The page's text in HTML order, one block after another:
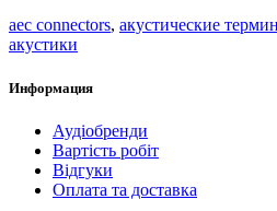
aec connectors, акустические
акустики
Информация
Аудіобренди
Вартість робіт
Відгуки
Оплата та доставка